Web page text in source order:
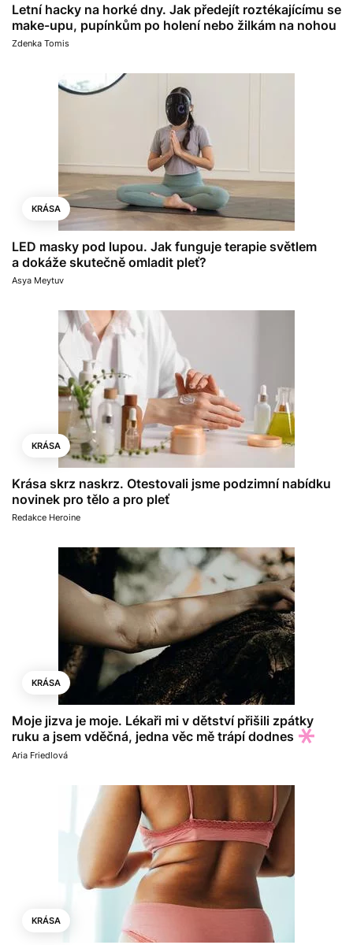
Letní hacky na horké dny. Jak předejít roztékajícímu se
make-upu, pupínkům po holení nebo žilkám na nohou
Zdenka Tomis
KRÁSA
LED masky pod lupou. Jak funguje terapie světlem
a dokáže skutečně omladit pleť?
Asya Meytuv
KRÁSA
Krása skrz naskrz. Otestovali jsme podzimní nabídku
novinek pro tělo a pro pleť
Redakce Heroine
KRÁSA
Moje jizva je moje. Lékaři mi v dětství přišili zpátky
ruku a jsem vděčná, jedna věc mě trápí dodnes
Aria Friedlová
KRÁSA